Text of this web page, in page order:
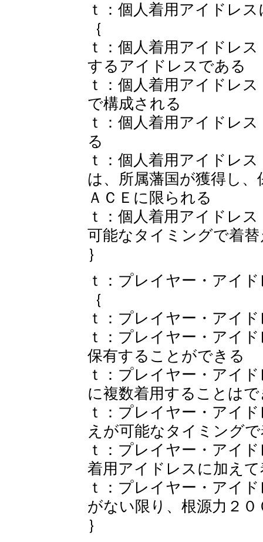
ｔ：個人着用アイドレ
｛
ｔ：個人着用アイドレ
するアイドレスである
ｔ：個人着用アイドレ
で構成される
ｔ：個人着用アイドレ
る
ｔ：個人着用アイドレ
は、所属藩国が獲得し
ＡＣＥに限られる
ｔ：個人着用アイドレ
可能なタイミングで着
｝
ｔ：プレイヤー・アイ
｛
ｔ：プレイヤー・ア
ｔ：プレイヤー・アイ
保有することができる
ｔ：プレイヤー・アイ
に複数着用することは
ｔ：プレイヤー・アイ
えが可能なタイミング
ｔ：プレイヤー・アイ
着用アイドレスに加え
ｔ：プレイヤー・アイ
がない限り、根源力２
｝